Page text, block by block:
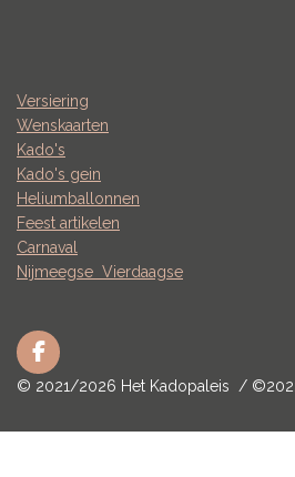
Versiering
Wenskaarten
Kado's
Kado's gein
Heliumballonnen
Feest artikelen
Carnaval
Nijmeegse Vierdaagse
F
a
© 2021/2026 Het Kadopaleis /